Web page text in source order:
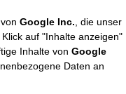
Google Inc. , die unser
auf "Inhalte anzeigen"
Inhalte von Google
Daten an